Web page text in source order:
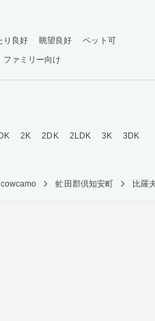
り良好 眺望良好
ペット可
ファミリー向け
2K 2DK 2LDK 3K
3DK
虻田郡倶知安町 比羅